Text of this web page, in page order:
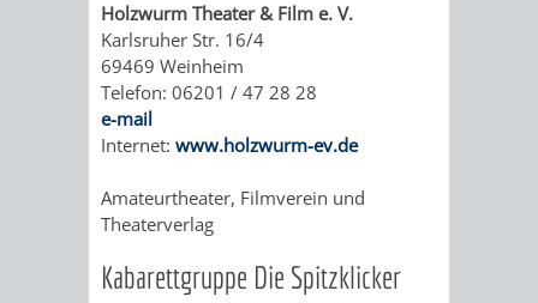
Holzwurm Theater & Film e. V.
Karlsruher Str. 16/4
69469 Weinheim
Telefon: 06201 / 47 28 28
e-mail
Internet: www.holzwurm-ev.de
Amateurtheater, Filmverein und
Theaterverlag
​​Kabarettgruppe Die Spitzklicker​